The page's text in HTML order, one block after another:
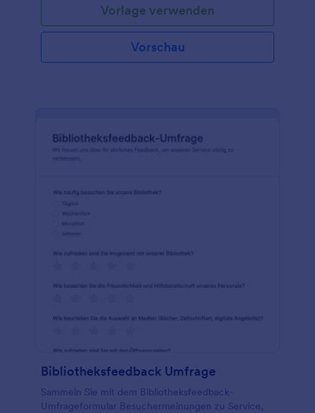
Vorlage verwenden
Vorschau
Bibliotheksfeedback Umfrage
Sammeln Sie mit dem Bibliotheksfeedback-
Umfrageformular Besuchermeinungen zu Service,